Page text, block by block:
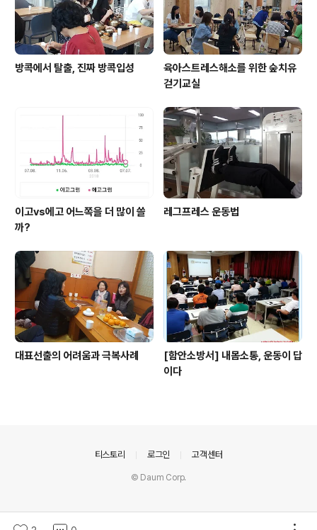
방콕에서 탈출, 진짜 방콕입성
육아스트레스해소를 위한 숲치유
걷기교실
이고vs에고 어느쪽을 더 많이 쓸
까?
레그프레스 운동법
대표선출의 어려움과 극복사례
[함안소방서] 내몸소통, 운동이 답
이다
티스토리 로그인 고객센터
© Daum Corp.